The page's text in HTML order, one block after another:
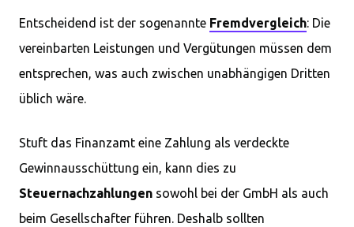
Entscheidend ist der sogenannte Fremdvergleich: Die
vereinbarten Leistungen und Vergütungen müssen dem
entsprechen, was auch zwischen unabhängigen Dritten
üblich wäre.
Stuft das Finanzamt eine Zahlung als verdeckte
Gewinnausschüttung ein, kann dies zu
Steuernachzahlungen sowohl bei der GmbH als auch
beim Gesellschafter führen. Deshalb sollten